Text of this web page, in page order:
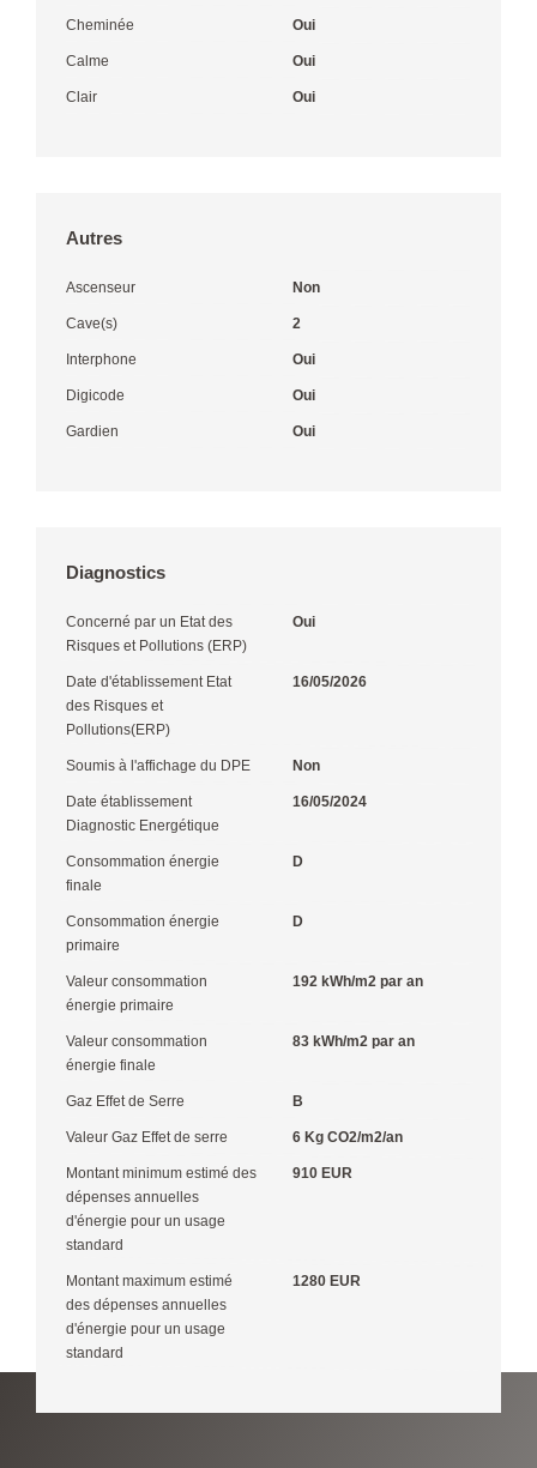
Cheminée Oui
Calme Oui
Clair Oui
Autres
Ascenseur Non
Cave(s) 2
Interphone Oui
Digicode Oui
Gardien Oui
Diagnostics
Concerné par un Etat des
Risques et Pollutions (ERP)
Oui
Date d'établissement Etat
des Risques et
Pollutions(ERP)
16/05/2026
Soumis à l'affichage du DPE Non
Date établissement
Diagnostic Energétique
16/05/2024
Consommation énergie
finale
D
Consommation énergie
primaire
D
Valeur consommation
énergie primaire
192 kWh/m2 par an
Valeur consommation
énergie finale
83 kWh/m2 par an
Gaz Effet de Serre B
Valeur Gaz Effet de serre 6 Kg CO2/m2/an
Montant minimum estimé des
dépenses annuelles
d'énergie pour un usage
standard
910 EUR
Montant maximum estimé
des dépenses annuelles
d'énergie pour un usage
standard
1280 EUR